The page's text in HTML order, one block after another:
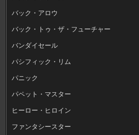
バック・アロウ
バック・トゥ・ザ・フューチャー
バンダイセール
パシフィック・リム
パニック
パペット・マスター
ヒーロー・ヒロイン
ファンタシースター